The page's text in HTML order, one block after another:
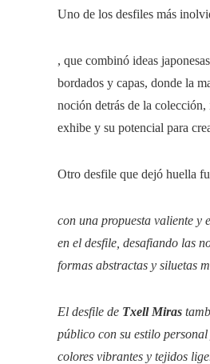
Uno de los desfiles más
, que combinó ideas
bordados y capas, donde la
noción detrás de la
exhibe y su potencial para
Otro desfile que dejó huella
con una propuesta valiente y
en el desfile, desafiando las
formas abstractas y siluetas
El desfile de Txell Miras
público con su estilo
colores vibrantes y tejidos